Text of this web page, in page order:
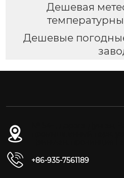
Дешевая
Дешевые
+86-935-7561189